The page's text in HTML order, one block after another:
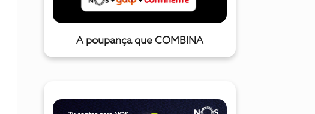
A poupança que COMBINA